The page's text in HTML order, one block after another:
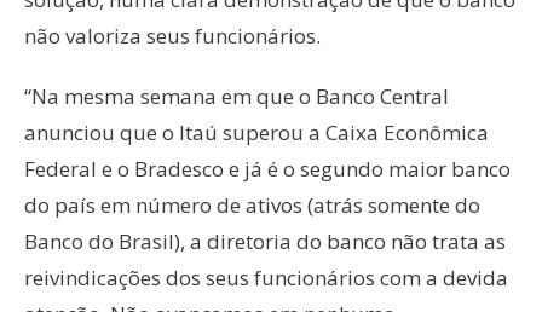
não valoriza seus funcionários.
“Na mesma semana em que o Banco Central
anunciou que o Itaú superou a Caixa Econômica
Federal e o Bradesco e já é o segundo maior banco
do país em número de ativos (atrás somente do
Banco do Brasil), a diretoria do banco não trata as
reivindicações dos seus funcionários com a devida